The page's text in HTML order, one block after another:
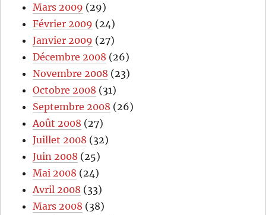
Mars 2009 (29)
Février 2009 (24)
Janvier 2009 (27)
Décembre 2008 (26)
Novembre 2008 (23)
Octobre 2008 (31)
Septembre 2008 (26)
Août 2008 (27)
Juillet 2008 (32)
Juin 2008 (25)
Mai 2008 (24)
Avril 2008 (33)
Mars 2008 (38)